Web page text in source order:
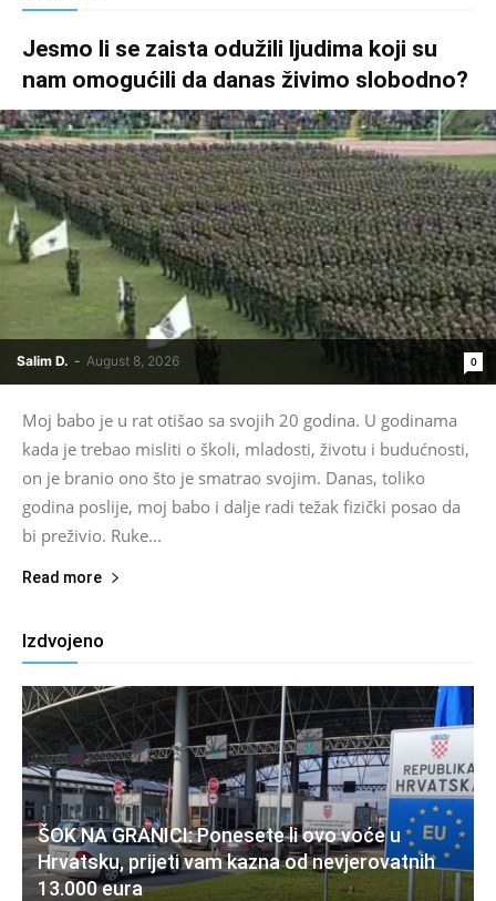
Jesmo li se zaista odužili ljudima koji su
nam omogućili da danas živimo slobodno?
Salim D. - August 8, 2026 0
Moj babo je u rat otišao sa svojih 20 godina. U godinama
kada je trebao misliti o školi, mladosti, životu i budućnosti,
on je branio ono što je smatrao svojim. Danas, toliko
godina poslije, moj babo i dalje radi težak fizički posao da
bi preživio. Ruke...
Read more
Izdvojeno
ŠOK NA GRANICI: Ponesete li ovo voće u
Hrvatsku, prijeti vam kazna od nevjerovatnih
13.000 eura